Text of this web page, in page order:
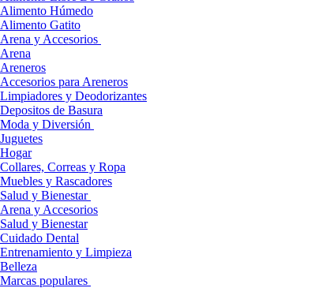
Alimento Húmedo
Alimento Gatito
Arena y Accesorios
Arena
Areneros
Accesorios para Areneros
Limpiadores y Deodorizantes
Depositos de Basura
Moda y Diversión
Juguetes
Hogar
Collares, Correas y Ropa
Muebles y Rascadores
Salud y Bienestar
Arena y Accesorios
Salud y Bienestar
Cuidado Dental
Entrenamiento y Limpieza
Belleza
Marcas populares